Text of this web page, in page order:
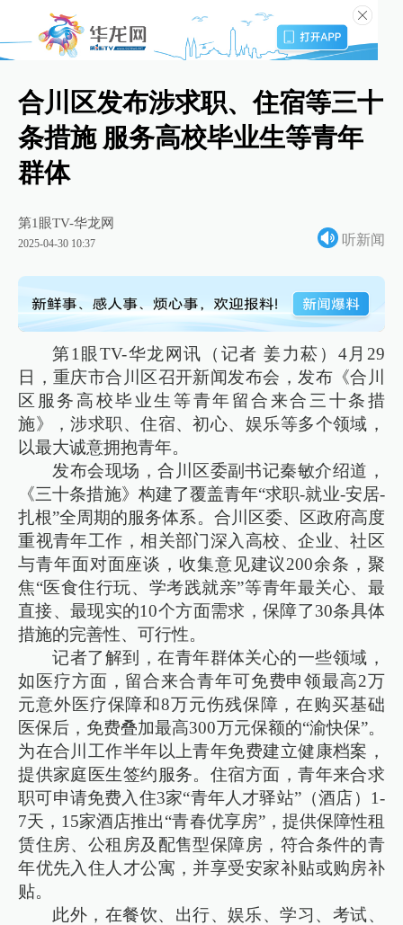
合川区发布涉求职、住宿等三十
条措施 服务高校毕业生等青年
群体
第1眼TV-华龙网
2025-04-30 10:37 听新闻
第1眼TV-华龙网讯（记者 姜力菘）4月29
日，重庆市合川区召开新闻发布会，发布《合川
区服务高校毕业生等青年留合来合三十条措
施》，涉求职、住宿、初心、娱乐等多个领域，
以最大诚意拥抱青年。
发布会现场，合川区委副书记秦敏介绍道，
《三十条措施》构建了覆盖青年“求职-就业-安居-
扎根”全周期的服务体系。合川区委、区政府高度
重视青年工作，相关部门深入高校、企业、社区
与青年面对面座谈，收集意见建议200余条，聚
焦“医食住行玩、学考践就亲”等青年最关心、最
直接、最现实的10个方面需求，保障了30条具体
措施的完善性、可行性。
记者了解到，在青年群体关心的一些领域，
如医疗方面，留合来合青年可免费申领最高2万
元意外医疗保障和8万元伤残保障，在购买基础
医保后，免费叠加最高300万元保额的“渝快保”。
为在合川工作半年以上青年免费建立健康档案，
提供家庭医生签约服务。住宿方面，青年来合求
职可申请免费入住3家“青年人才驿站”（酒店）1-
7天，15家酒店推出“青春优享房”，提供保障性租
赁住房、公租房及配售型保障房，符合条件的青
年优先入住人才公寓，并享受安家补贴或购房补
贴。
此外，在餐饮、出行、娱乐、学习、考试、